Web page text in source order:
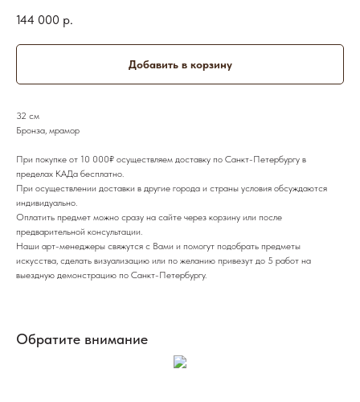
144 000 р.
Добавить в корзину
32 см
Бронза, мрамор
При покупке от 10 000₽ осуществляем доставку по Санкт-Петербургу в
пределах КАДа бесплатно.
При осуществлении доставки в другие города и страны условия обсуждаются
индивидуально.
Оплатить предмет можно сразу на сайте через корзину или после
предварительной консультации.
Наши арт-менеджеры свяжутся с Вами и помогут подобрать предметы
искусства, сделать визуализацию или по желанию привезут до 5 работ на
выездную демонстрацию по Санкт-Петербургу.
Обратите внимание